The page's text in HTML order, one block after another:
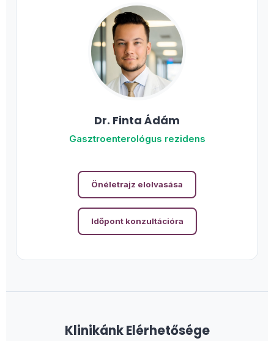
Dr. Finta Ádám
Gasztroenterológus rezidens
Önéletrajz elolvasása
Időpont konzultációra
Klinikánk Elérhetősége